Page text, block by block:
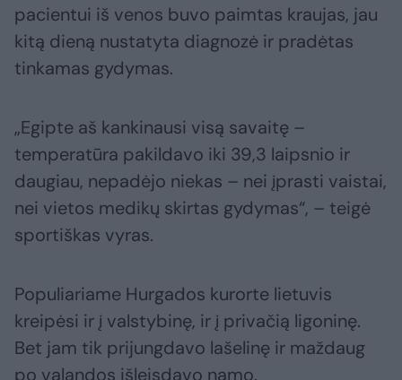
pacientui iš venos buvo paimtas kraujas, jau
kitą dieną nustatyta diagnozė ir pradėtas
tinkamas gydymas.
„Egipte aš kankinausi visą savaitę –
temperatūra pakildavo iki 39,3 laipsnio ir
daugiau, nepadėjo niekas – nei įprasti vaistai,
nei vietos medikų skirtas gydymas“, – teigė
sportiškas vyras.
Populiariame Hurgados kurorte lietuvis
kreipėsi ir į valstybinę, ir į privačią ligoninę.
Bet jam tik prijungdavo lašelinę ir maždaug
po valandos išleisdavo namo.